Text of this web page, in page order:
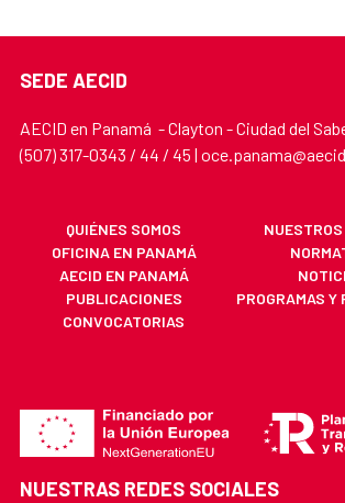
SEDE AECID
AECID en Panamá - Clayton - Ciudad del
(507) 317-0343 / 44 / 45 |
QUIÉNES SOMOS
OFICINA EN PANAMÁ
AECID EN PANAMÁ
PUBLICACIONES
PROGRAMAS Y
CONVOCATORIAS
NUESTRAS REDES SOCIALES